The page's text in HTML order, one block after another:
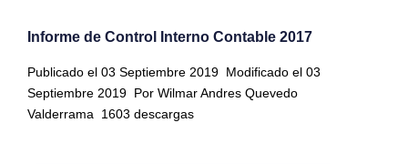
Informe de Control Interno Contable 2017
Publicado el 03 Septiembre 2019 Modificado el 03
Septiembre 2019 Por Wilmar Andres Quevedo
Valderrama 1603 descargas